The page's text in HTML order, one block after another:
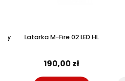
Latarka M-Fire 02 LED HL
190,00 zł